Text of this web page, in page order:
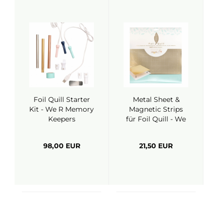
Foil Quill Starter
Kit - We R Memory
Keepers
98,00 EUR
Metal Sheet &
Magnetic Strips
für Foil Quill - We
21,50 EUR